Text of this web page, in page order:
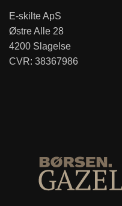
E-skilte ApS
Østre Alle 28
4200 Slagelse
CVR: 38367986